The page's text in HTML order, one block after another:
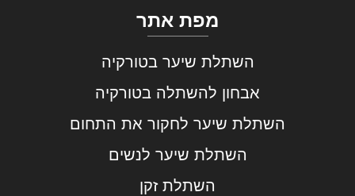
מפת אתר
השתלת שיער בטורקיה
אבחון להשתלה בטורקיה
השתלת שיער לחקור את התחום
השתלת שיער לנשים
השתלת זקן